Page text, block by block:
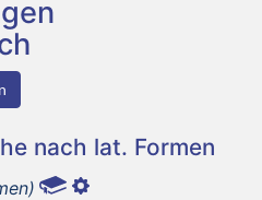
nach lat. Formen